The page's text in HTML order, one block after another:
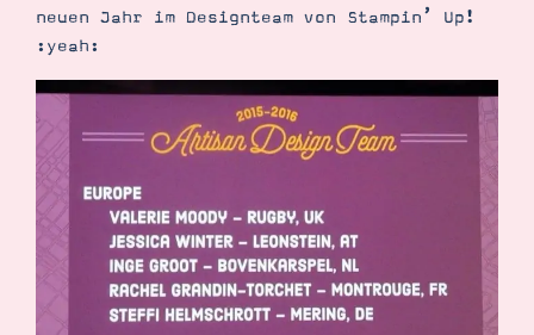
Kontakt
Angebote
Demonstrator werden
Blog
Gutscheine
Produkte erklärt
neuen Jahr im Designteam von Stampin’ Up!
:yeah: